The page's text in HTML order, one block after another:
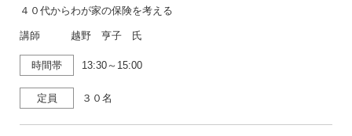
４０代からわが家の保険を考える
講師 越野 亨子 氏
時間帯 13:30～15:00
定員 ３０名